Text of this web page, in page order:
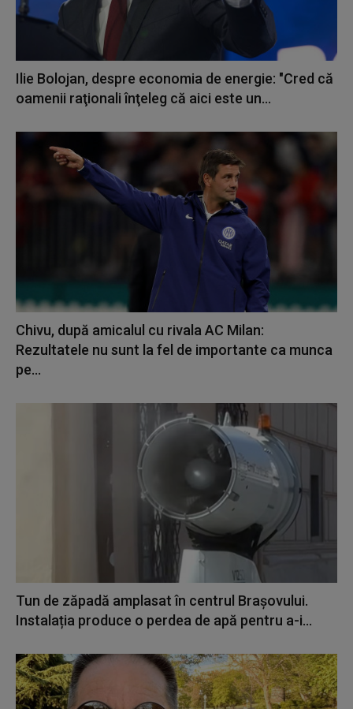
Ilie Bolojan, despre economia de energie: "Cred că
oamenii raţionali înţeleg că aici este un...
Chivu, după amicalul cu rivala AC Milan:
Rezultatele nu sunt la fel de importante ca munca
pe...
Tun de zăpadă amplasat în centrul Brașovului.
Instalația produce o perdea de apă pentru a-i...